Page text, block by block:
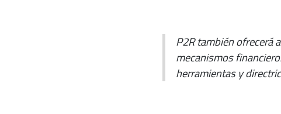
P2R también ofrecerá
mecanismos
herramientas y